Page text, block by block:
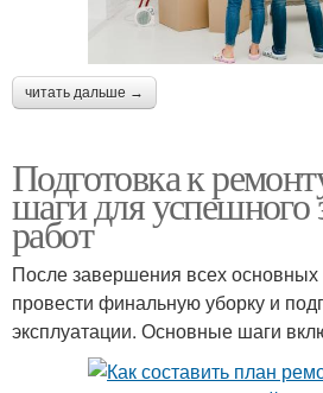
читать дальше →
Подготовка к
шаги для успешного
работ
После завершения всех
провести финальную уборку и
эксплуатации. Основные шаги